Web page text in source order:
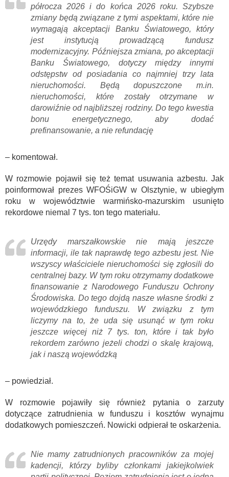
półrocza 2026 i do końca 2026 roku. Szybsze
zmiany będą związane z tymi aspektami, które nie
wymagają akceptacji Banku Światowego, który
jest instytucją prowadzącą fundusz
modernizacyjny. Późniejsza zmiana, po akceptacji
Banku Światowego, dotyczy między innymi
odstępstw od posiadania co najmniej trzy lata
nieruchomości. Będą dopuszczone m.in.
nieruchomości, które zostały otrzymane w
darowiźnie od najbliższej rodziny. Do tego kwestia
bonu energetycznego, aby dodać
prefinansowanie, a nie refundację
– komentował.
W rozmowie pojawił się też temat usuwania azbestu. Jak
poinformował prezes WFOŚiGW w Olsztynie, w ubiegłym
roku w województwie warmińsko-mazurskim usunięto
rekordowe niemal 7 tys. ton tego materiału.
Urzędy marszałkowskie nie mają jeszcze
informacji, ile tak naprawdę tego azbestu jest. Nie
wszyscy właściciele nieruchomości się zgłosili do
centralnej bazy. W tym roku otrzymamy dodatkowe
finansowanie z Narodowego Funduszu Ochrony
Środowiska. Do tego dojdą nasze własne środki z
wojewódzkiego funduszu. W związku z tym
liczymy na to, że uda się usunąć w tym roku
jeszcze więcej niż 7 tys. ton, które i tak było
rekordem zarówno jeżeli chodzi o skalę krajową,
jak i naszą wojewódzką
– powiedział.
W rozmowie pojawiły się również pytania o zarzuty
dotyczące zatrudnienia w funduszu i kosztów wynajmu
dodatkowych pomieszczeń. Nowicki odpierał te oskarżenia.
Nie mamy zatrudnionych pracowników za mojej
kadencji, którzy byliby członkami jakiejkolwiek